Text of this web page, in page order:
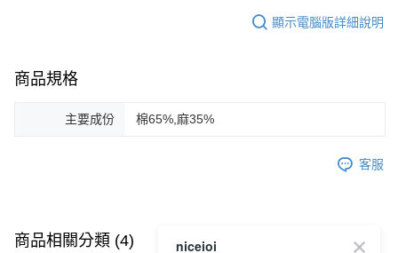
顯示電腦版詳細說明
商品規格
主要成份 棉65%,麻35%
客服
商品相關分類 (4) 查看全部
niceioi